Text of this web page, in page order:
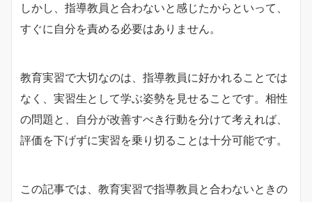
しかし、指導教員と合わないと感じたからといって、
すぐに自分を責める必要はありません。
教育実習で大切なのは、指導教員に好かれることでは
なく、実習生として学ぶ姿勢を見せることです。相性
の問題と、自分が改善すべき行動を分けて考えれば、
評価を下げずに実習を乗り切ることは十分可能です。
この記事では、教育実習で指導教員と合わないときの